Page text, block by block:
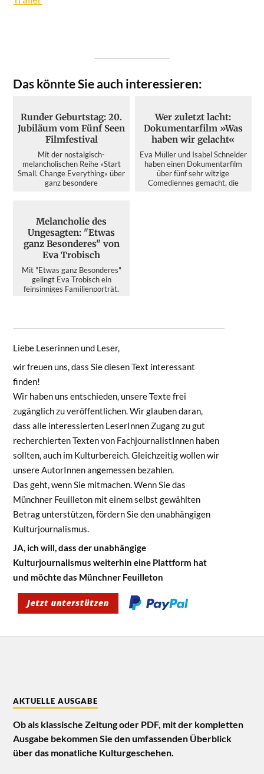
Das könnte Sie auch interessieren:
Runder Geburtstag: 20.
Jubiläum vom Fünf Seen
Filmfestival
Mit der nostalgisch-
melancholischen Reihe »Start
Small. Change Everything« über
ganz besondere
Wer zuletzt lacht:
Dokumentarfilm »Was
haben wir gelacht«
Eva Müller und Isabel Schneider
haben einen Dokumentarfilm
über fünf sehr witzige
Comediennes gemacht, die
Melancholie des
Ungesagten: "Etwas
ganz Besonderes" von
Eva Trobisch
Mit "Etwas ganz Besonderes"
gelingt Eva Trobisch ein
feinsinniges Familienporträt,
Liebe Leserinnen und Leser,
wir freuen uns, dass Sie diesen Text interessant
finden!
Wir haben uns entschieden, unsere Texte frei
zugänglich zu veröffentlichen. Wir glauben daran,
dass alle interessierten LeserInnen Zugang zu gut
recherchierten Texten von FachjournalistInnen haben
sollten, auch im Kulturbereich. Gleichzeitig wollen wir
unsere AutorInnen angemessen bezahlen.
Das geht, wenn Sie mitmachen. Wenn Sie das
Münchner Feuilleton mit einem selbst gewählten
Betrag unterstützen, fördern Sie den unabhängigen
Kulturjournalismus.
JA, ich will, dass der unabhängige
Kulturjournalismus weiterhin eine Plattform hat
und möchte das Münchner Feuilleton
AKTUELLE AUSGABE
Ob als klassische Zeitung oder PDF, mit der kompletten
Ausgabe bekommen Sie den umfassenden Überblick
über das monatliche Kulturgeschehen.